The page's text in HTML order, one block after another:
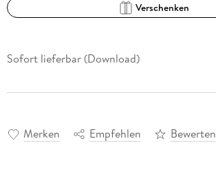
Verschenken
Sofort lieferbar (Download)
Merken Empfehlen Bewerten